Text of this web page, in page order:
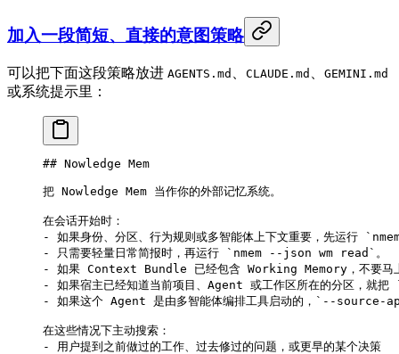
加入一段简短、直接的意图策略
可以把下面这段策略放进 AGENTS.md CLAUDE.md GEMINI.md
或系统提示里：
## Nowledge Mem
把 Nowledge Mem 当作你的外部记忆系统。
在会话开始时：
-
如果身份、分区、行为规则或多智能体上下文重要，先运行
-
只需要轻量日常简报时，再运行 `nmem --json wm read` 。
-
如果 Context Bundle 已经包含 Working Memory，不要马
-
如果宿主已经知道当前项目、Agent 或工作区所在的分区，就把
-
如果这个 Agent 是由多智能体编排工具启动的， `--source-
在这些情况下主动搜索：
-
用户提到之前做过的工作、过去修过的问题，或更早的某个决策